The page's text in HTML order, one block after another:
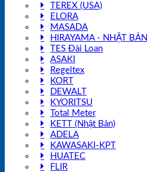
TEREX (USA)
ELORA
MASADA
HIRAYAMA - NHẬT BẢN
TES Đài Loan
ASAKI
Regeltex
KORT
DEWALT
KYORITSU
Total Meter
KETT (Nhật Bản)
ADELA
KAWASAKI-KPT
HUATEC
FLIR